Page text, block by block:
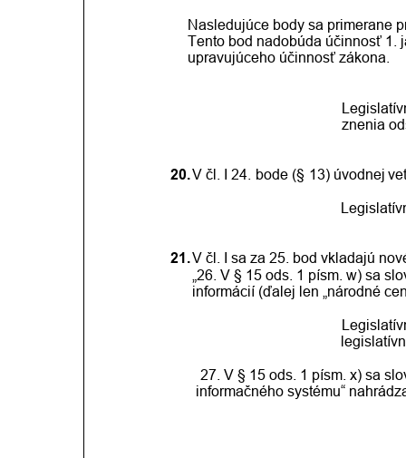
Nasledujúce body sa primerane
Tento bod nadobúda účinnosť 1.
upravujúceho účinnosť zákona.
znenia
20.V čl. I 24. bode (§ 13) úvodnej
21.V čl. I sa za 25. bod vkladajú
„26. V § 15 ods. 1 písm. w) sa
informácií (ďalej len „národné
27. V § 15 ods. 1 písm. x) sa
informačného systému“